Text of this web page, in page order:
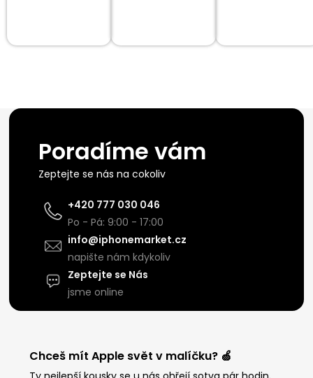
Poradíme vám
Zeptejte se nás na cokoliv
+420 777 030 046
Po - Pá: 9:00 - 17:00
info@iphonemarket.cz
napište nám kdykoliv
Zeptejte se Nás
jsme online
Chceš mít Apple svět v malíčku? 🍏